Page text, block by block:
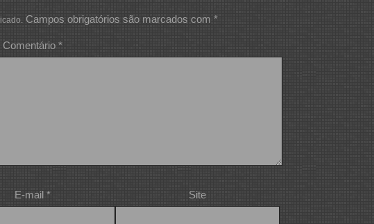
Campos obrigatórios são marcados com *
Comentário *
E-mail * Site